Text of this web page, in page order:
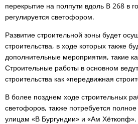
перекрытие на полпути вдоль B 268 в
регулируется светофором.
Развитие строительной зоны будет
строительства, в ходе которых также
дополнительные мероприятия, такие
Строительные работы в основном
строительства как «передвижная
В более позднем ходе строительных
светофоров, также потребуется полное
улицам «В Бургундии» и «Ам Хёткопф».